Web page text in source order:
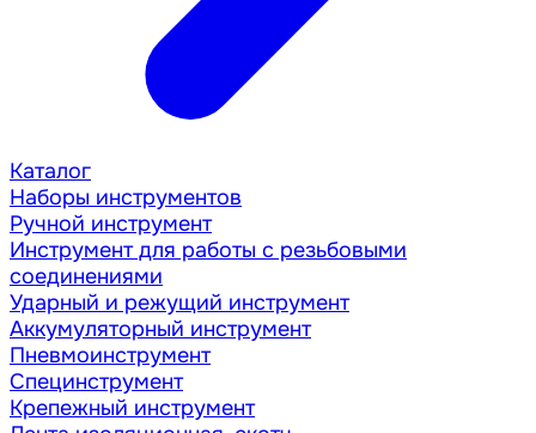
Каталог
Наборы инструментов
Ручной инструмент
Инструмент для работы с резьбовыми
соединениями
Ударный и режущий инструмент
Аккумуляторный инструмент
Пневмоинструмент
Специнструмент
Крепежный инструмент